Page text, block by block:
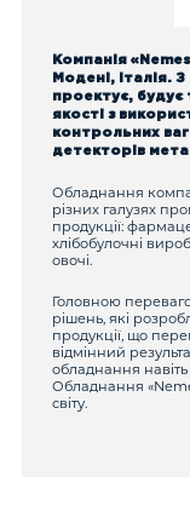
Компанія
Модені, Італія.
проектує,
якості з
контрольних
детекторів
Обладнання
різних галузях
продукції:
хлібобулочні
овочі.
Головною
рішень, які
продукції, що
відмінний
обладнання
Обладнання
світу.